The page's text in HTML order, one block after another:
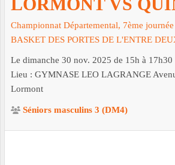
LORMONT VS
Championnat Départemental, 7ème journée
BASKET DES PORTES DE L'ENTRE
Le dimanche 30 nov. 2025 de 15h à 17h30
Lieu : GYMNASE LEO LAGRANGE
Lormont
Séniors masculins 3 (DM4)